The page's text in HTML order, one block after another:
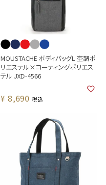
MOUSTACHE ボディバッグL 杢調ポ
リエステル×コーティングポリエス
テル JXD-4566
¥ 8,690 税込